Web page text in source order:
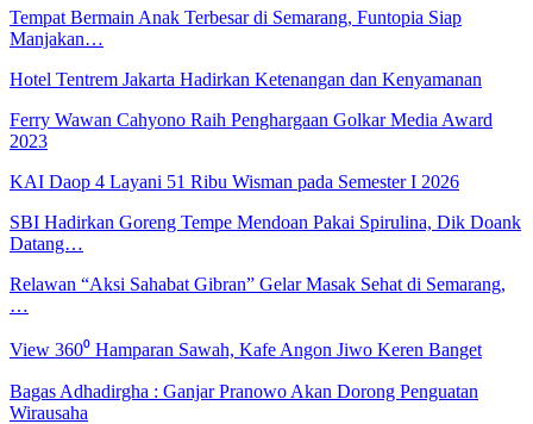
Tempat Bermain Anak Terbesar di Semarang, Funtopia Siap
Manjakan…
Hotel Tentrem Jakarta Hadirkan Ketenangan dan Kenyamanan
Ferry Wawan Cahyono Raih Penghargaan Golkar Media Award
2023
KAI Daop 4 Layani 51 Ribu Wisman pada Semester I 2026
SBI Hadirkan Goreng Tempe Mendoan Pakai Spirulina, Dik Doank
Datang…
Relawan “Aksi Sahabat Gibran” Gelar Masak Sehat di Semarang,
…
View 360⁰ Hamparan Sawah, Kafe Angon Jiwo Keren Banget
Bagas Adhadirgha : Ganjar Pranowo Akan Dorong Penguatan
Wirausaha